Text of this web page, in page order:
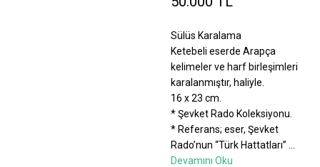
Sülüs Karalama
Ketebeli eserde Arapça
kelimeler ve harf birleşimleri
karalanmıştır, haliyle.
16 x 23 cm.
* Şevket Rado Koleksiyonu.
* Referans; eser, Şevket
Rado’nun “Türk Hattatları”
Devamını Oku